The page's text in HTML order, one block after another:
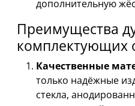
дополнительную
Преимущества
комплектующих
Качественные
только надёжные
стекла,